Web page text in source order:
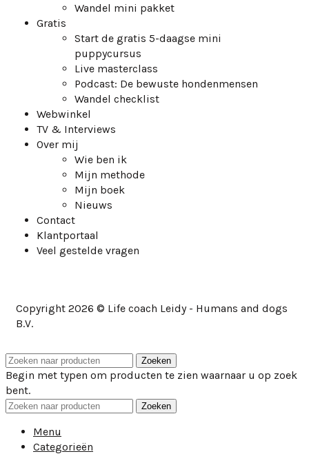
Wandel mini pakket
Gratis
Start de gratis 5-daagse mini
puppycursus
Live masterclass
Podcast: De bewuste hondenmensen
Wandel checklist
Webwinkel
TV & Interviews
Over mij
Wie ben ik
Mijn methode
Mijn boek
Nieuws
Contact
Klantportaal
Veel gestelde vragen
Copyright 2026 © Life coach Leidy - Humans and dogs
B.V.
Zoeken
Begin met typen om producten te zien waarnaar u op zoek
bent.
Zoeken
Menu
Categorieën